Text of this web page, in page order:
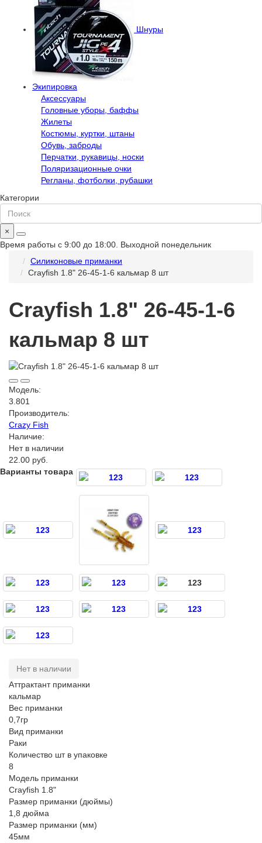
Шнуры
Экипировка
Аксессуары
Головные уборы, баффы
Жилеты
Костюмы, куртки, штаны
Обувь, заброды
Перчатки, рукавицы, носки
Поляризационные очки
Регланы, фотболки, рубашки
Категории
×
Время работы с 9:00 до 18:00. Выходной понедельник
Силиконовые приманки
Crayfish 1.8ʺ 26-45-1-6 кальмар 8 шт
Crayfish 1.8ʺ 26-45-1-6
кальмар 8 шт
Модель:
3.801
Производитель:
Crazy Fish
Наличие:
Нет в наличии
22.00 руб.
Варианты товара
Нет в наличии
Аттрактант приманки
кальмар
Вес приманки
0,7гр
Вид приманки
Раки
Количество шт в упаковке
8
Модель приманки
Crayfish 1.8ʺ
Размер приманки (дюймы)
1,8 дюйма
Размер приманки (мм)
45мм